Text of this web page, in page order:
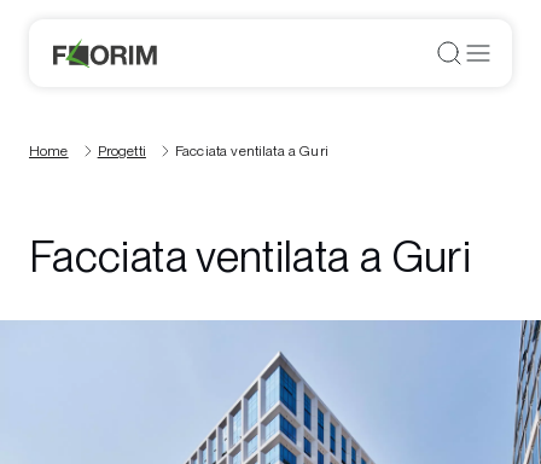
Home Progetti Facciata ventilata a Guri
Facciata ventilata a Guri